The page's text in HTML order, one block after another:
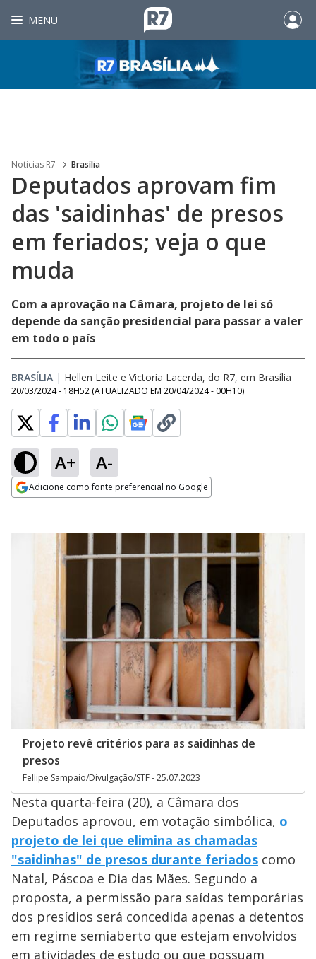
MENU
Noticias R7 Brasília
Deputados aprovam fim
das 'saidinhas' de presos
em feriados; veja o que
muda
Com a aprovação na Câmara, projeto de lei só
depende da sanção presidencial para passar a valer
em todo o país
BRASÍLIA | Hellen Leite e Victoria Lacerda, do R7, em Brasília
20/03/2024 - 18H52 (ATUALIZADO EM 20/04/2024 - 00H10)
A+ A-
Adicione como fonte preferencial no Google
Projeto revê critérios para as saidinhas de
presos
Fellipe Sampaio/Divulgação/STF - 25.07.2023
Nesta quarta-feira (20), a Câmara dos
Deputados aprovou, em votação simbólica, o
projeto de lei que elimina as chamadas
"saidinhas" de presos durante feriados como
Natal, Páscoa e Dia das Mães. Segundo a
proposta, a permissão para saídas temporárias
dos presídios será concedida apenas a detentos
em regime semiaberto que estejam envolvidos
em atividades de estudo ou que possuam